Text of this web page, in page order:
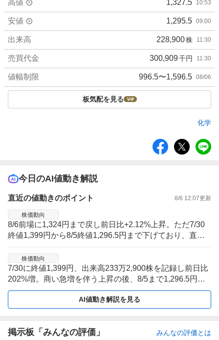
高値 1,327.5 10:53
安値 1,295.5 09:00
出来高 228,900株 11:30
売買代金 300,909千円 11:30
値幅制限 996.5〜1,596.5 08/06
板気配を見る
化学
ア
今日のAI値動き解説
直近の値動きのポイント 8/6 12:07更新
株価動向
8/6前場に1,324円まで戻し前日比+2.12%上昇。ただ7/30
終値1,399円から8/5終値1,296.5円まで下げており、直近5
株価動向
7/30に終値1,399円、出来高233万2,900株を記録し前日比
202%増。商い急増を伴う上昇の後、8/5まで1,296.5円へ
押し戻され値幅拡大型の推移。
AI値動き解説を見る
掲示板「みんなの評価」 みんなの評価とは